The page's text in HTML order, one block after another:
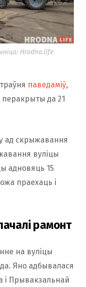
Hrodna.life
паведаміў,
перакрыты да 21
ад скрыжавання
вуліцы
адновяць 15
праехаць і
рамонт
на вуліцы
Яно адбывалася
і Прывакзальнай